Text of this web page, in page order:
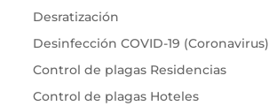
Desratización
Desinfección COVID-19 (Coronavirus)
Control de plagas Residencias
Control de plagas Hoteles